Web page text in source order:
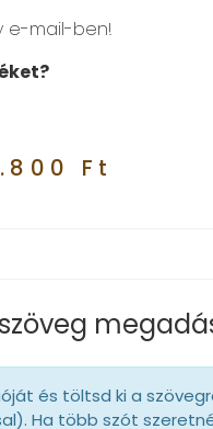
e-mail-ben!
Ft
és töltsd ki a
Ha több szót